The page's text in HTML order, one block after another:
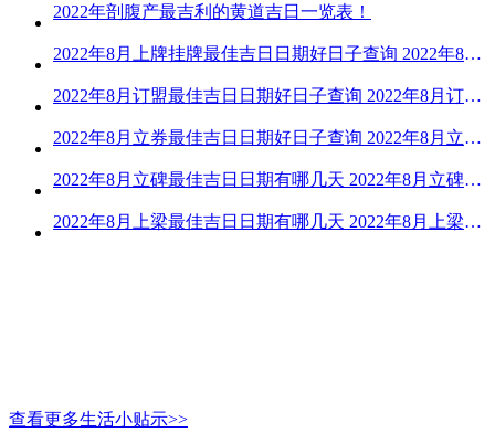
2022年剖腹产最吉利的黄道吉日一览表！
2022年8月上牌挂牌最佳吉日日期好日子查询 2022年8月上牌吉日精选
2022年8月订盟最佳吉日日期好日子查询 2022年8月订盟黄道吉日一览
2022年8月立券最佳吉日日期好日子查询 2022年8月立券的黄道吉日一览
2022年8月立碑最佳吉日日期有哪几天 2022年8月立碑吉日查询
2022年8月上梁最佳吉日日期有哪几天 2022年8月上梁的黄道吉日
查看更多生活小贴示>>